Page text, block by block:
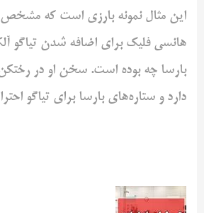
این مثال نمونه بارزی‌ است که
هانسی ‌فلیک برای اضافه شدن تیاگو
بارسا چه بوده ‌است. سخن او در
دارد و ستاره‌های بارسا ‌برای تیاگو